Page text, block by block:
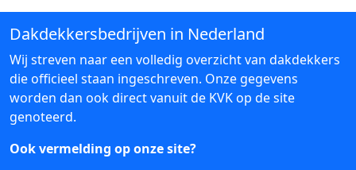
Dakdekkersbedrijven in Nederland
Wij streven naar een volledig overzicht van dakdekkers
die officieel staan ingeschreven. Onze gegevens
worden dan ook direct vanuit de KVK op de site
genoteerd.
Ook vermelding op onze site?